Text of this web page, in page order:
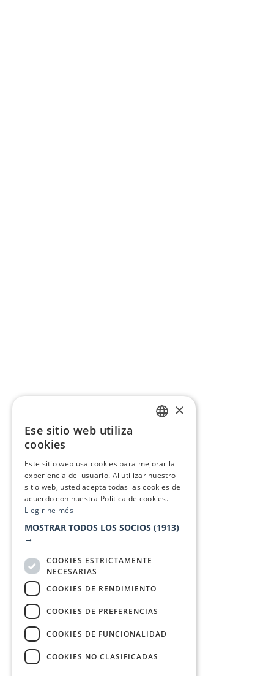
×
Ese sitio web utiliza
cookies
Este sitio web usa cookies para mejorar la
experiencia del usuario. Al utilizar nuestro
sitio web, usted acepta todas las cookies de
acuerdo con nuestra Política de cookies.
Llegir-ne més
MOSTRAR TODOS LOS SOCIOS (1913)
→
COOKIES ESTRICTAMENTE
NECESARIAS
COOKIES DE RENDIMIENTO
COOKIES DE PREFERENCIAS
COOKIES DE FUNCIONALIDAD
COOKIES NO CLASIFICADAS